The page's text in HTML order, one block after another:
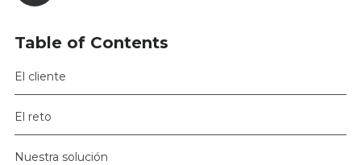
Table of Contents
El cliente
El reto
Nuestra solución